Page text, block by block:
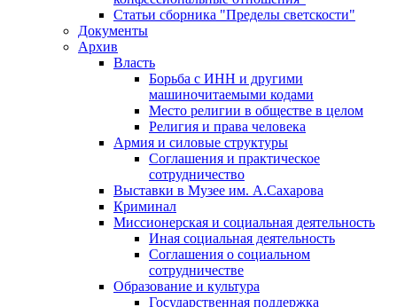
Статьи сборника "Пределы светскости"
Документы
Архив
Власть
Борьба с ИНН и другими
машиночитаемыми кодами
Место религии в обществе в целом
Религия и права человека
Армия и силовые структуры
Соглашения и практическое
сотрудничество
Выставки в Музее им. А.Сахарова
Криминал
Миссионерская и социальная деятельность
Иная социальная деятельность
Соглашения о социальном
сотрудничестве
Образование и культура
Государственная поддержка